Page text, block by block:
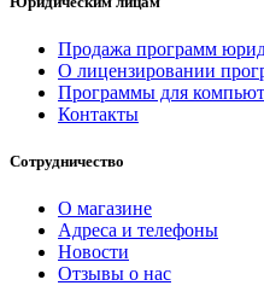
Продажа программ
О лицензировании
Программы для
Контакты
Сотрудничество
О магазине
Адреса и телефоны
Новости
Отзывы о нас